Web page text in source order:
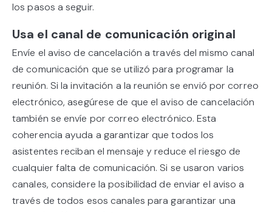
los pasos a seguir.
Usa el canal de comunicación original
Envíe el aviso de cancelación a través del mismo canal
de comunicación que se utilizó para programar la
reunión. Si la invitación a la reunión se envió por correo
electrónico, asegúrese de que el aviso de cancelación
también se envíe por correo electrónico. Esta
coherencia ayuda a garantizar que todos los
asistentes reciban el mensaje y reduce el riesgo de
cualquier falta de comunicación. Si se usaron varios
canales, considere la posibilidad de enviar el aviso a
través de todos esos canales para garantizar una